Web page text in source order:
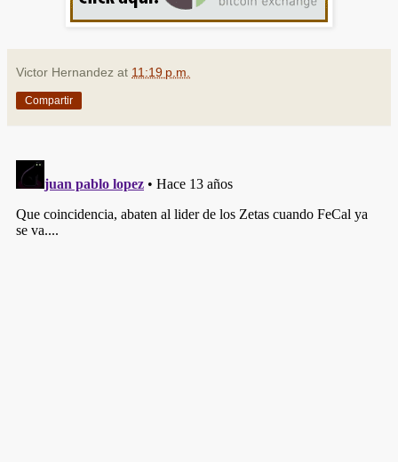
Victor Hernandez at 11:19 p.m.
Compartir